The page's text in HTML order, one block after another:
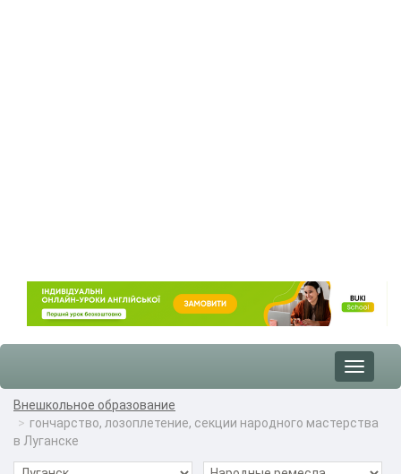
Toggle
Внешкольное образование
гончарство, лозоплетение, секции народного мастерства
в Луганске